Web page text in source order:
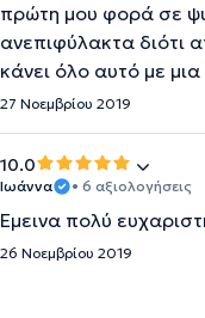
πρώτη μου φορά σε
ανεπιφύλακτα διότι
κάνει όλο αυτό με
27 Νοεμβρίου 2019
10.0
Ιωάννα • 6 αξιολογήσεις
Έμεινα πολύ
26 Νοεμβρίου 2019